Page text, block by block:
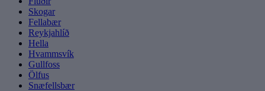
Skogar
Fellabær
Reykjahlíð
Hella
Hvammsvík
Gullfoss
Ölfus
Snæfellsbær